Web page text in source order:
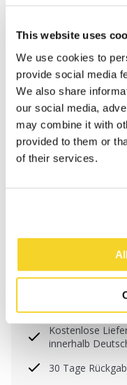
This website uses
We use cookies to
provide social media
We also share
our social media,
may combine it with
provided to them or
of their services.
IN
Freitag) bei uns
Tag versandt
Kostenlose
innerhalb
30 Tage